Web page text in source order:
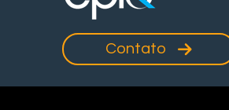
Contato